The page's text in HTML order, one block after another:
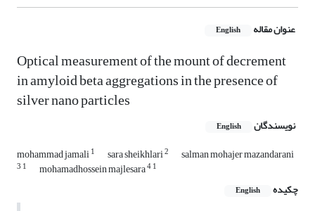
عنوان مقاله English
Optical measurement of the mount of decrement
in amyloid beta aggregations in the presence of
silver nano particles
نویسندگان English
mohammad jamali1 sara sheikhlari2 salman mohajer mazandarani
3 1 mohamadhossein majlesara41
چکیده English